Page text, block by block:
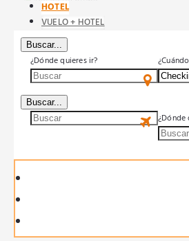
HOTEL
VUELO + HOTEL
Buscar...
¿Dónde quieres ir?
Buscar...
¿Dónde